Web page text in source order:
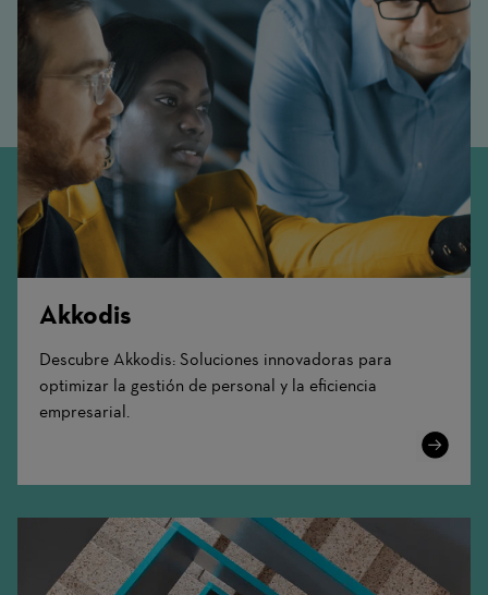
Akkodis
Descubre Akkodis: Soluciones innovadoras para
optimizar la gestión de personal y la eficiencia
empresarial.
Learn